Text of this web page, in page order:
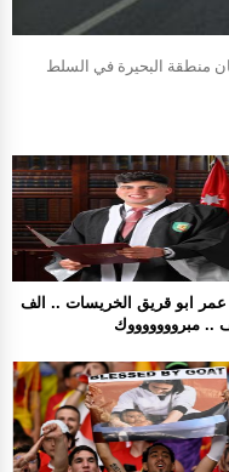
منطقة البحيرة في السلط
عمر ابو قريق الخريسات .. الف
.. مبروووووووك